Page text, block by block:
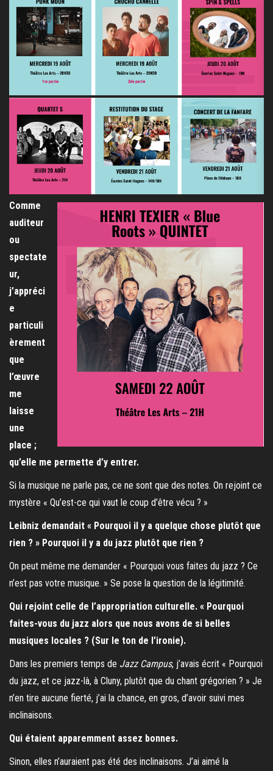
Comme
auditeur
ou
spectate
ur,
j’appréci
e
particuli
èrement
que
l’œuvre
me
laisse
une
place ;
qu’elle me permette d’y entrer.
Si la musique ne parle pas, ce ne sont que des notes. On rejoint ce
mystère « Qu’est-ce qui vaut le coup d’être vécu ? »
Leibniz demandait « Pourquoi il y a quelque chose plutôt que
rien ? » Pourquoi il y a du jazz plutôt que rien ?
On peut même me demander « Pourquoi vous faites du jazz ? Ce
n’est pas votre musique. » Se pose la question de la légitimité.
Qui rejoint celle de l’appropriation culturelle. « Pourquoi
faites-vous du jazz alors que nous avons de si belles
musiques locales ? (Sur le ton de l’ironie).
Dans les premiers temps de Jazz Campus, j’avais écrit « Pourquoi
du jazz, et ce jazz-là, à Cluny, plutôt que du chant grégorien ? » Je
n’en tire aucune fierté, j’ai la chance, en gros, d’avoir suivi mes
inclinaisons.
Qui étaient apparemment assez bonnes.
Sinon, elles n’auraient pas été des inclinaisons. J’ai aimé la